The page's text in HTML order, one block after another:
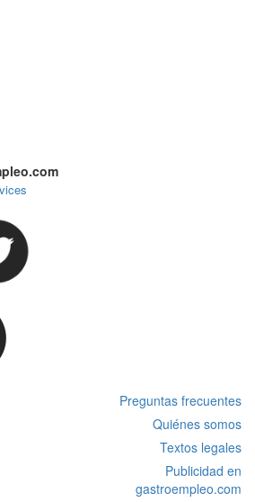
Preguntas frecuentes
Quiénes somos
Textos legales
Publicidad en
gastroempleo.com